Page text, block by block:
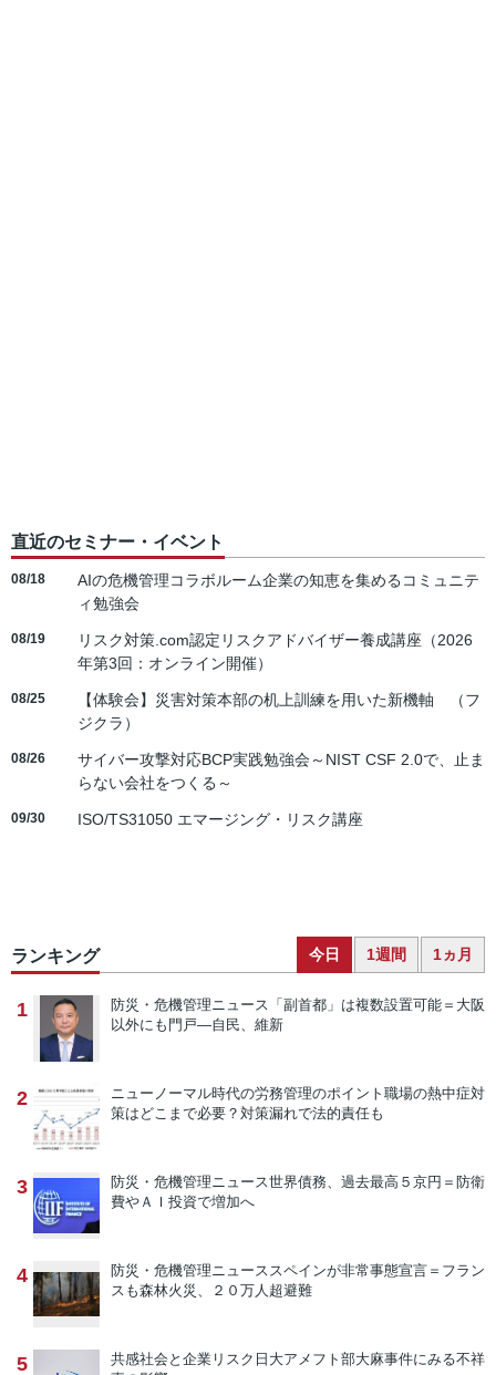
直近のセミナー・イベント
08/18
AIの危機管理コラボルーム企業の知恵を集めるコミュニテ
ィ勉強会
08/19
リスク対策.com認定リスクアドバイザー養成講座（2026
年第3回：オンライン開催）
08/25
【体験会】災害対策本部の机上訓練を用いた新機軸 （フ
ジクラ）
08/26
サイバー攻撃対応BCP実践勉強会～NIST CSF 2.0で、止ま
らない会社をつくる～
09/30 ISO/TS31050 エマージング・リスク講座
ランキング 今日 1週間 1ヵ月
1 防災・危機管理ニュース 「副首都」は複数設置可能＝大阪
以外にも門戸―自民、維新
2 ニューノーマル時代の労務管理のポイント 職場の熱中症対
策はどこまで必要？対策漏れで法的責任も
3 防災・危機管理ニュース世界債務、過去最高５京円＝防衛
費やＡＩ投資で増加へ
4 防災・危機管理ニューススペインが非常事態宣言＝フラン
スも森林火災、２０万人超避難
5 共感社会と企業リスク 日大アメフト部大麻事件にみる不祥